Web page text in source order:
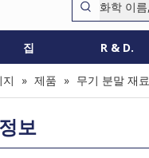
집 R & D.
» 제품 » 무기 분말 재료
보